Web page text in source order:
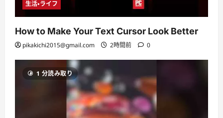
生活・ライフ
How to Make Your Text Cursor Look Better
pikakichi2015@gmail.com 2時間前 0
1 分読み取り